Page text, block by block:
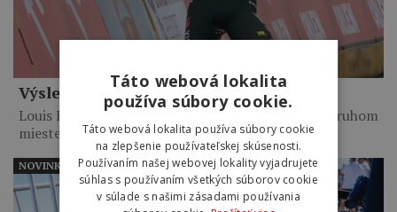
Výsledky 6. etapy Okolo Poľska 2026
Louis Barré vyhral po 14-kilometrovom sóle. Na druhom
mieste skončil…
NOVINKY
Táto webová lokalita
používa súbory cookie.
Táto webová lokalita používa súbory cookie
na zlepšenie používateľskej skúsenosti.
Používaním našej webovej lokality vyjadrujete
súhlas s používaním všetkých súborov cookie
v súlade s našimi zásadami používania